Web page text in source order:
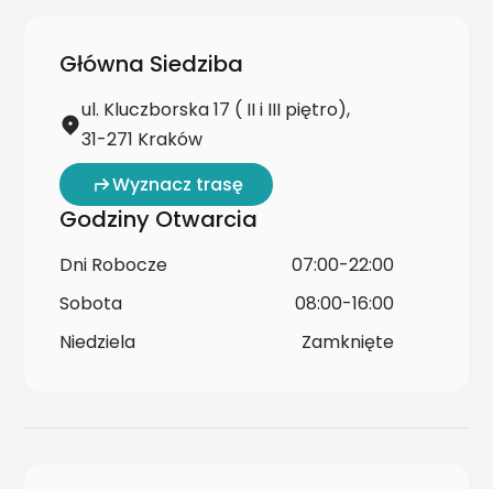
Główna Siedziba
ul. Kluczborska 17 ( II i III piętro),
31-271 Kraków
Wyznacz trasę
Godziny Otwarcia
Dni Robocze
07:00-22:00
Sobota
08:00-16:00
Niedziela
Zamknięte